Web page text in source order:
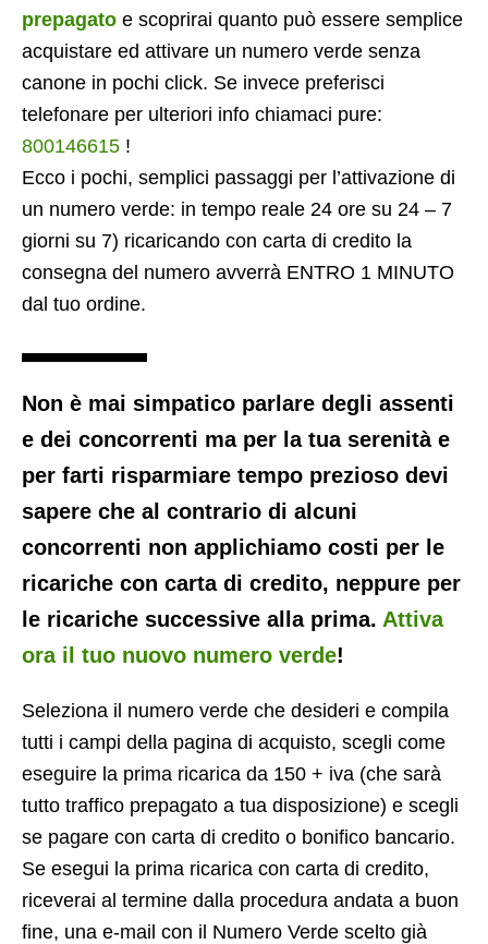
prepagato e scoprirai quanto può essere semplice
acquistare ed attivare un numero verde senza
canone in pochi click. Se invece preferisci
telefonare per ulteriori info chiamaci pure:
800146615 !
Ecco i pochi, semplici passaggi per l’attivazione di
un numero verde: in tempo reale 24 ore su 24 – 7
giorni su 7) ricaricando con carta di credito la
consegna del numero avverrà ENTRO 1 MINUTO
dal tuo ordine.
Non è mai simpatico parlare degli assenti
e dei concorrenti ma per la tua serenità e
per farti risparmiare tempo prezioso devi
sapere che al contrario di alcuni
concorrenti non applichiamo costi per le
ricariche con carta di credito, neppure per
le ricariche successive alla prima. Attiva
ora il tuo nuovo numero verde!
Seleziona il numero verde che desideri e compila
tutti i campi della pagina di acquisto, scegli come
eseguire la prima ricarica da 150 + iva (che sarà
tutto traffico prepagato a tua disposizione) e scegli
se pagare con carta di credito o bonifico bancario.
Se esegui la prima ricarica con carta di credito,
riceverai al termine dalla procedura andata a buon
fine, una e-mail con il Numero Verde scelto già